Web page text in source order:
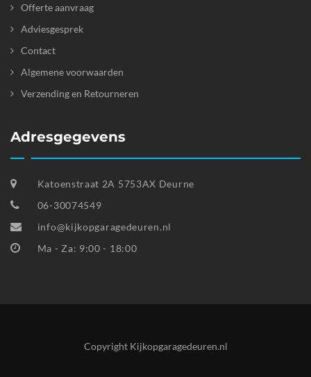
Offerte aanvraag
Adviesgesprek
Contact
Algemene voorwaarden
Verzending en Retourneren
Adresgegevens
Katoenstraat 2A 5753AX Deurne
06-30074549
info@kijkopgaragedeuren.nl
Ma - Za: 9:00 - 18:00
Copyright Kijkopgaragedeuren.nl